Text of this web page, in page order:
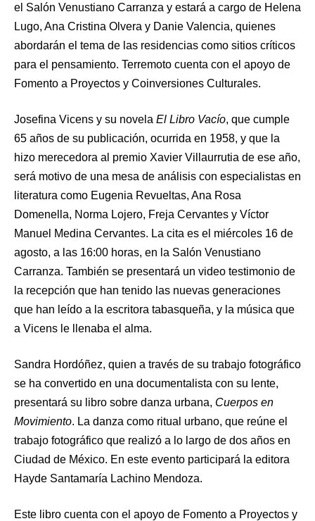
el Salón Venustiano Carranza y estará a cargo de Helena
Lugo, Ana Cristina Olvera y Danie Valencia, quienes
abordarán el tema de las residencias como sitios críticos
para el pensamiento. Terremoto cuenta con el apoyo de
Fomento a Proyectos y Coinversiones Culturales.
Josefina Vicens y su novela El Libro Vacío, que cumple
65 años de su publicación, ocurrida en 1958, y que la
hizo merecedora al premio Xavier Villaurrutia de ese año,
será motivo de una mesa de análisis con especialistas en
literatura como Eugenia Revueltas, Ana Rosa
Domenella, Norma Lojero, Freja Cervantes y Víctor
Manuel Medina Cervantes. La cita es el miércoles 16 de
agosto, a las 16:00 horas, en la Salón Venustiano
Carranza. También se presentará un video testimonio de
la recepción que han tenido las nuevas generaciones
que han leído a la escritora tabasqueña, y la música que
a Vicens le llenaba el alma.
Sandra Hordóñez, quien a través de su trabajo fotográfico
se ha convertido en una documentalista con su lente,
presentará su libro sobre danza urbana, Cuerpos en
Movimiento. La danza como ritual urbano, que reúne el
trabajo fotográfico que realizó a lo largo de dos años en
Ciudad de México. En este evento participará la editora
Hayde Santamaría Lachino Mendoza.
Este libro cuenta con el apoyo de Fomento a Proyectos y